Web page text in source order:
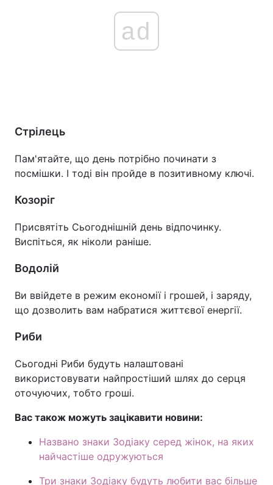
ad
Стрілець
Пам'ятайте, що день потрібно починати з
посмішки. І тоді він пройде в позитивному ключі.
Козоріг
Присвятіть Сьогоднішній день відпочинку.
Виспіться, як ніколи раніше.
Водолій
Ви ввійдете в режим економії і грошей, і заряду,
що дозволить вам набратися життєвої енергії.
Риби
Сьогодні Риби будуть налаштовані
використовувати найпростіший шлях до серця
оточуючих, тобто гроші.
Вас також можуть зацікавити новини:
Названо знаки Зодіаку серед жінок, на яких
найчастіше одружуються
Три знаки Зодіаку будуть любити вас більше